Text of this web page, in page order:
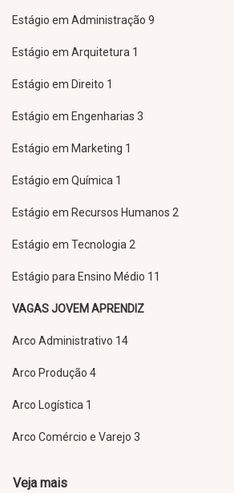
Estágio em Administração 9
Estágio em Arquitetura 1
Estágio em Direito 1
Estágio em Engenharias 3
Estágio em Marketing 1
Estágio em Química 1
Estágio em Recursos Humanos 2
Estágio em Tecnologia 2
Estágio para Ensino Médio 11
VAGAS JOVEM APRENDIZ
Arco Administrativo 14
Arco Produção 4
Arco Logística 1
Arco Comércio e Varejo 3
Veja mais